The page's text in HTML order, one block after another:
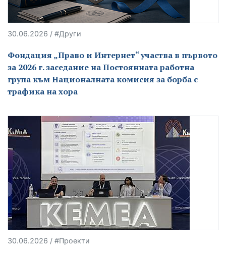
30.06.2026 / #Други
Фондация „Право и Интернет“ участва в първото
за 2026 г. заседание на Постоянната работна
група към Националната комисия за борба с
трафика на хора
30.06.2026 / #Проекти